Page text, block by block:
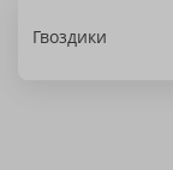
Гвоздики